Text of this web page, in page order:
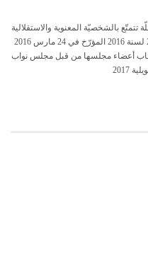
تتمتّع بالشخصيّة المعنوية والاستقلالية
المالية أحدثت بموجب القانون الأساسي عدد22 لسنة 2016 المؤرّخ في 24 مارس 2016
أعضاء مجلسها من قبل مجلس نواب